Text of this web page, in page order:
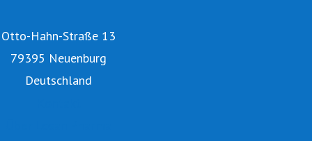
Otto-Hahn-Straße 13
79395 Neuenburg
Deutschland